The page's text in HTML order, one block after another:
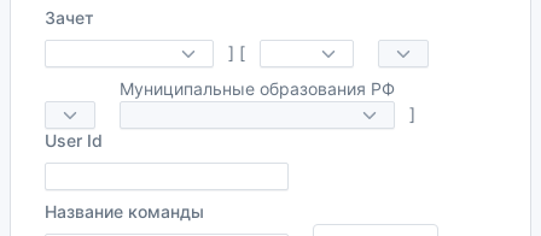
Зачет
] [
Муниципальные образования РФ
]
User Id
Название команды